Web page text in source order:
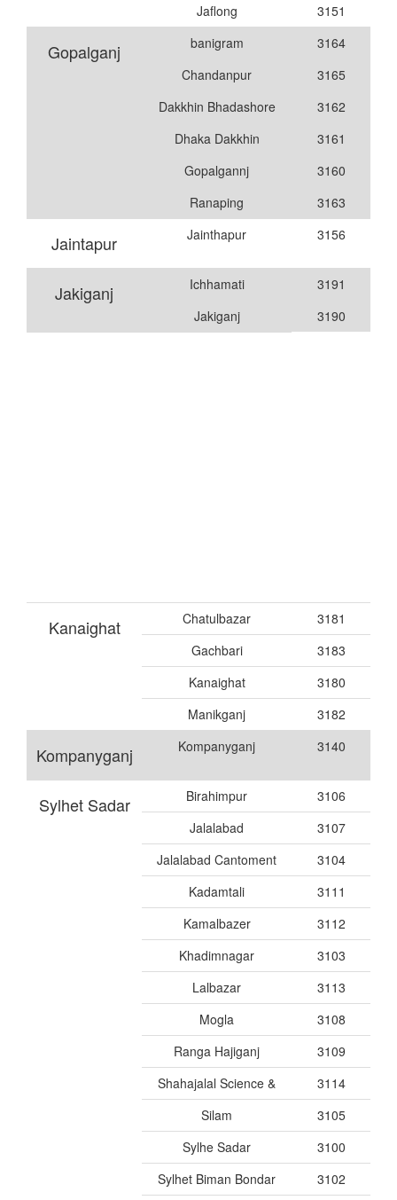
Jaflong
3151
Gopalganj banigram
3164
Chandanpur
3165
Dakkhin Bhadashore
3162
Dhaka Dakkhin
3161
Gopalgannj
3160
Ranaping
3163
Jaintapur Jainthapur 3156
Jakiganj Ichhamati
3191
Jakiganj
3190
Kanaighat Chatulbazar
3181
Gachbari
3183
Kanaighat
3180
Manikganj
3182
Kompanyganj Kompanyganj 3140
Sylhet Sadar Birahimpur
3106
Jalalabad
3107
Jalalabad Cantoment
3104
Kadamtali
3111
Kamalbazer
3112
Khadimnagar
3103
Lalbazar
3113
Mogla
3108
Ranga Hajiganj
3109
Shahajalal Science &
3114
Silam
3105
Sylhe Sadar
3100
Sylhet Biman Bondar
3102